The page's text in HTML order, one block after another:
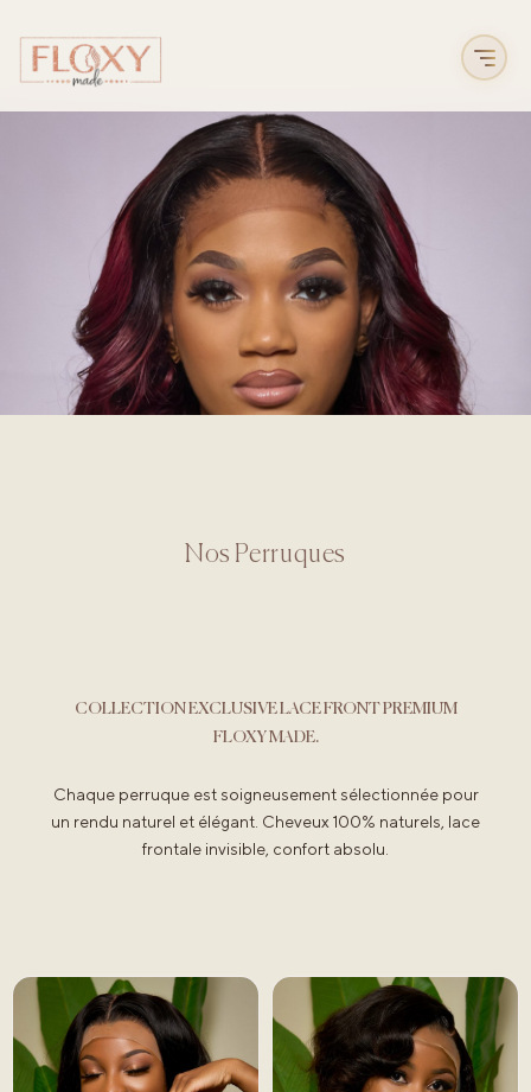
Nos Perruques
COLLECTION EXCLUSIVE LACE FRONT PREMIUM
FLOXY MADE.
Chaque perruque est soigneusement sélectionnée pour
un rendu naturel et élégant. Cheveux 100% naturels, lace
frontale invisible, confort absolu.